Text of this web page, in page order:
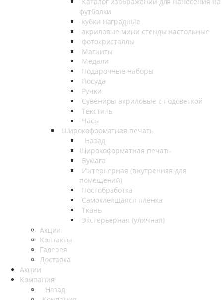
футболки
кубки наградные
акриловые мини стенды настольные
фотокристаллы
Магниты
Медали
Подарочные наборы
Посуда
Ручки
Сувениры акриловые с подсветкой
Текстиль
Часы
Широкоформатная печать
Назад
Широкоформатная печать
Бумага
Интерьерная (внутренняя для
помещений)
Постобработка
Самоклеящаяся пленка
Ткань
Экстерьерная (уличная)
Акции
Контакты
Галерея
Доставка
Акции
Компания
Назад